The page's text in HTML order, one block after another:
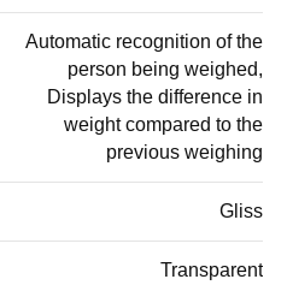
Automatic recognition of the
person being weighed,
Displays the difference in
weight compared to the
previous weighing
Gliss
Transparent